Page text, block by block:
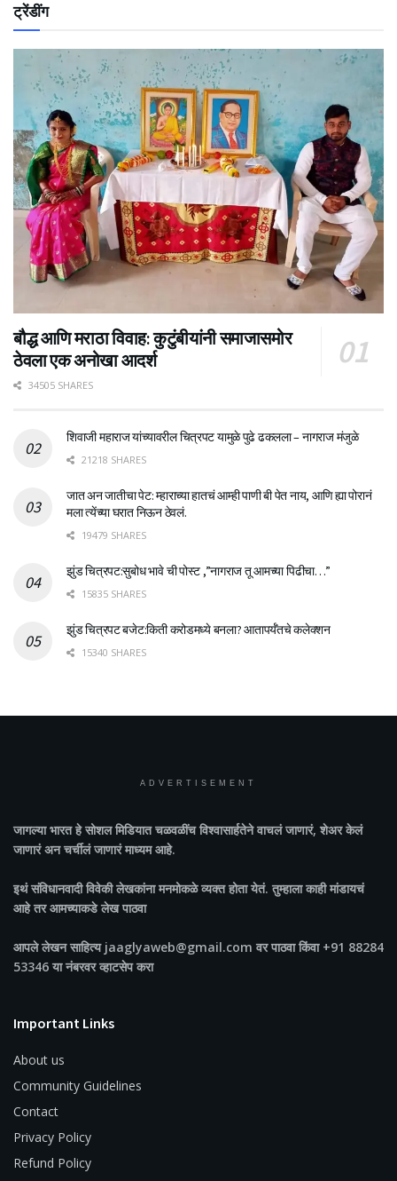
ट्रेंडींग
बौद्ध आणि मराठा विवाह: कुटुंबीयांनी समाजासमोर
ठेवला एक अनोखा आदर्श
34505 SHARES
शिवाजी महाराज यांच्यावरील चित्रपट यामुळे पुढे ढकलला – नागराज मंजुळे
21218 SHARES
जात अन जातीचा पेट: म्हाराच्या हातचं आम्ही पाणी बी पेत नाय, आणि ह्या पोरानं
मला त्येंच्या घरात निऊन ठेवलं.
19479 SHARES
झुंड चित्रपट:सुबोध भावे ची पोस्ट ,”नागराज तू आमच्या पिढीचा…”
15835 SHARES
झुंड चित्रपट बजेट:किती करोडमध्ये बनला? आतापर्यँतचे कलेक्शन
15340 SHARES
ADVERTISEMENT
जागल्या भारतहे सोशल मिडियात चळवळींच विश्वासार्हतेने वाचलं जाणारं, शेअर केलं
जाणारं अन चर्चीलं जाणारं माध्यम आहे.
इथं संविधानवादी विवेकी लेखकांना मनमोकळे व्यक्त होता येतं. तुम्हाला काही मांडायचं
आहे तर आमच्याकडे लेख पाठवा
आपले लेखन साहित्य jaaglyaweb@gmail.com वर पाठवा किंवा +91 88284
53346 या नंबरवर व्हाटसेप करा
Important Links
About us
Community Guidelines
Contact
Privacy Policy
Refund Policy